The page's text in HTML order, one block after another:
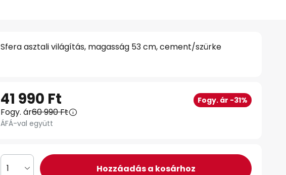
Sfera asztali világítás, magasság 53 cm, cement/szürke
41 990 Ft Fogy. ár -31%
Fogy. ár60 990 Ft
ÁFÁ-val együtt
1 Hozzáadás a kosárhoz